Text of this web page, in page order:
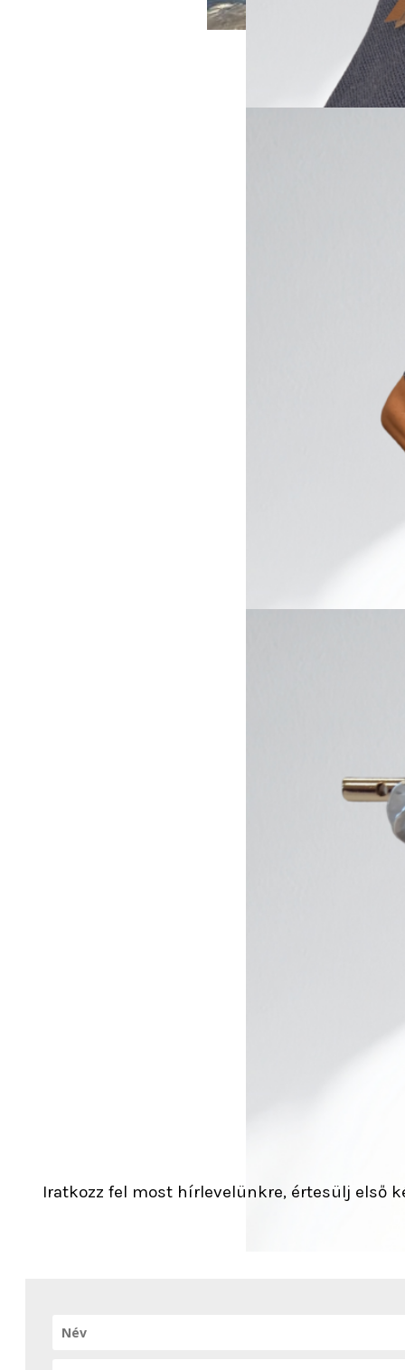
Iratkozz fel most hírlevelünkre, értesülj első